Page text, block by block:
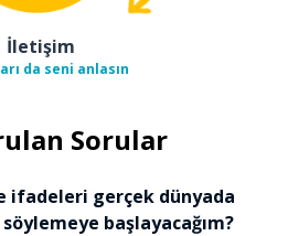
İletişim
da seni anlasın
Sorular
ifadeleri gerçek dünyada
başlayacağım?